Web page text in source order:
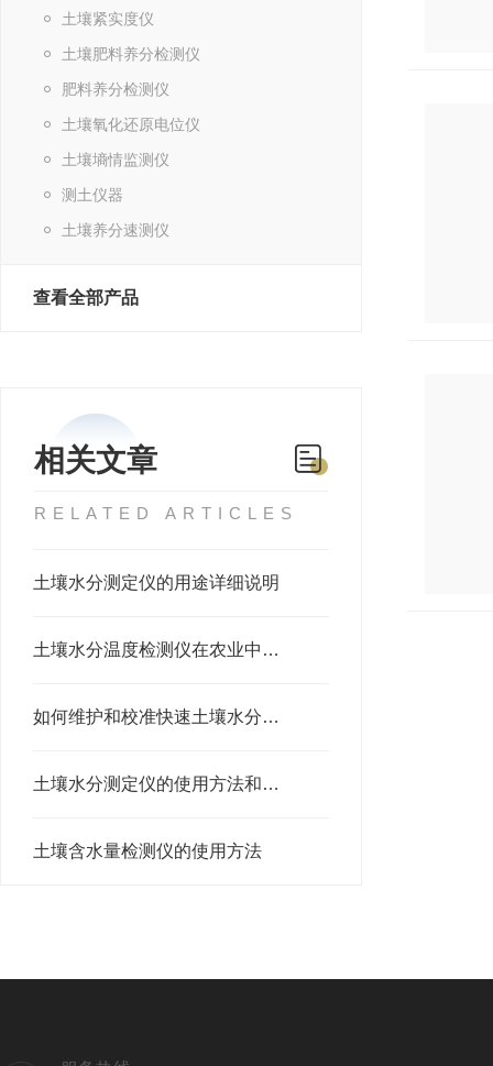
土壤紧实度仪
土壤肥料养分检测仪
肥料养分检测仪
土壤氧化还原电位仪
土壤墒情监测仪
测土仪器
土壤养分速测仪
查看全部产品
相关文章
RELATED ARTICLES
土壤水分测定仪的用途详细说明
土壤水分温度检测仪在农业中的应用
如何维护和校准快速土壤水分测定仪？
土壤水分测定仪的使用方法和注意事项
土壤含水量检测仪的使用方法